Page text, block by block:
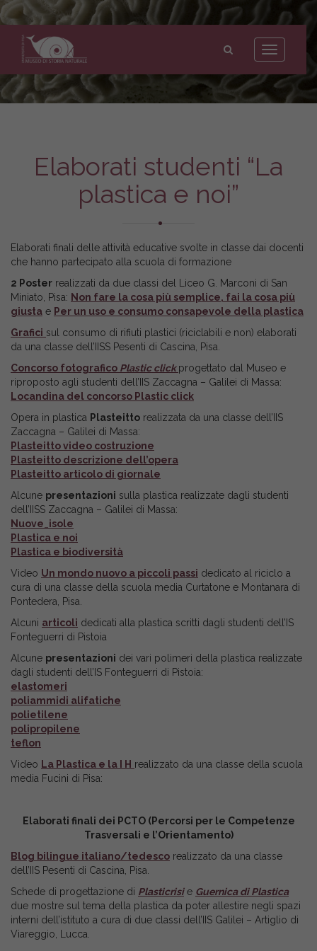
Toggle
navigation
Museo
di
Storia
Naturale
dell'Università
Elaborati studenti “La
plastica e noi”
Elaborati finali delle attività educative svolte in classe dai docenti
che hanno partecipato alla scuola di formazione
2 Poster realizzati da due classi del Liceo G. Marconi di San
Miniato, Pisa: Non fare la cosa più semplice, fai la cosa più
giusta e Per un uso e consumo consapevole della plastica
Grafici sul consumo di rifiuti plastici (riciclabili e non) elaborati
da una classe dell’IISS Pesenti di Cascina, Pisa.
Concorso fotografico Plastic click progettato dal Museo e
riproposto agli studenti dell’IIS Zaccagna – Galilei di Massa:
Locandina del concorso Plastic click
Opera in plastica Plasteitto realizzata da una classe dell’IIS
Zaccagna – Galilei di Massa:
Plasteitto video costruzione
Plasteitto descrizione dell’opera
Plasteitto articolo di giornale
Alcune presentazioni sulla plastica realizzate dagli studenti
dell’IISS Zaccagna – Galilei di Massa:
Nuove_isole
Plastica e noi
Plastica e biodiversità
Video Un mondo nuovo a piccoli passi dedicato al riciclo a
cura di una classe della scuola media Curtatone e Montanara di
Pontedera, Pisa.
Alcuni articoli dedicati alla plastica scritti dagli studenti dell’IS
Fonteguerri di Pistoia
Alcune presentazioni dei vari polimeri della plastica realizzate
dagli studenti dell’IS Fonteguerri di Pistoia:
elastomeri
poliammidi alifatiche
polietilene
polipropilene
teflon
Video La Plastica e la I H realizzato da una classe della scuola
media Fucini di Pisa:
Elaborati finali dei PCTO (Percorsi per le Competenze
Trasversali e l’Orientamento)
Blog bilingue italiano/tedesco realizzato da una classe
dell’IIS Pesenti di Cascina, Pisa.
Schede di progettazione di Plasticrisie Guernica di Plastica
due mostre sul tema della plastica da poter allestire negli spazi
interni dell’istituto a cura di due classi dell’IIS Galilei – Artiglio di
Viareggio, Lucca.